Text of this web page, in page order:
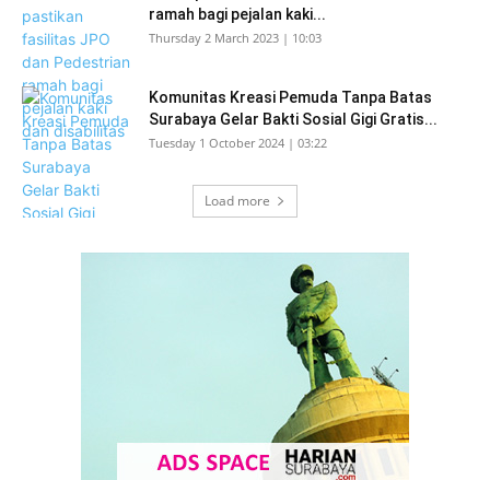
ramah bagi pejalan kaki...
Thursday 2 March 2023 | 10:03
Komunitas Kreasi Pemuda Tanpa Batas
Surabaya Gelar Bakti Sosial Gigi Gratis...
Tuesday 1 October 2024 | 03:22
Load more